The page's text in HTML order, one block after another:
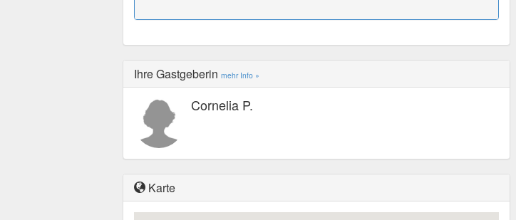
Ihre Gastgeberin mehr Info »
Cornelia P.
Karte